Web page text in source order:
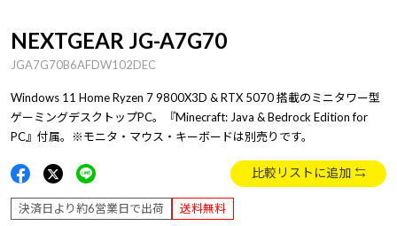
NEXTGEAR JG-A7G70
JGA7G70B6AFDW102DEC
Windows 11 Home Ryzen 7 9800X3D & RTX 5070 搭載のミニタワー型
ゲーミングデスクトップPC。『Minecraft: Java & Bedrock Edition for
PC』付属。※モニタ・マウス・キーボードは別売りです。
比較リストに追加
決済日より約6営業日で出荷 送料無料